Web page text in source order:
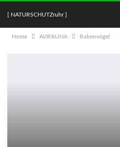
[ NATURSCHUTZruhr ]
Home AVIFAUNA Rabenvögel